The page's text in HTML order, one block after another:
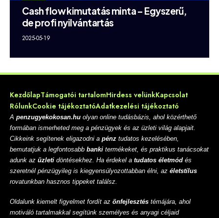
Cash flow kimutatás minta – Egyszerű,
de profi nyilvántartás
2025-05-19
KezdőlapTámogatói tartalomHirdess velünkKapcsolat
RólunkCookie tájékoztatóAdatkezelési tájékoztató
A penzugyekokosan.hu olyan online tudásbázis, ahol közérthető
formában ismerheted meg a pénzügyek és az üzleti világ alapjait.
Cikkeink segítenek eligazodni a pénz tudatos kezelésében,
bemutatjuk a legfontosabb banki termékeket, és praktikus tanácsokat
adunk az üzleti döntésekhez. Ha érdekel a tudatos életmód és
szeretnél pénzügyileg is kiegyensúlyozottabban élni, az életstílus
rovatunkban hasznos tippeket találsz.
Oldalunk kiemelt figyelmet fordít az önfejlesztés témájára, ahol
motiváló tartalmakkal segítünk személyes és anyagi céljaid